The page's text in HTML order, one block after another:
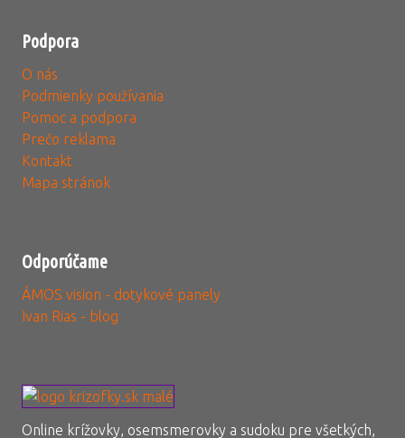
Podpora
O nás
Podmienky používania
Pomoc a podpora
Prečo reklama
Kontakt
Mapa stránok
Odporúčame
ÁMOS vision - dotykové panely
Ivan Rias - blog
Online krížovky, osemsmerovky a sudoku pre všetkých,